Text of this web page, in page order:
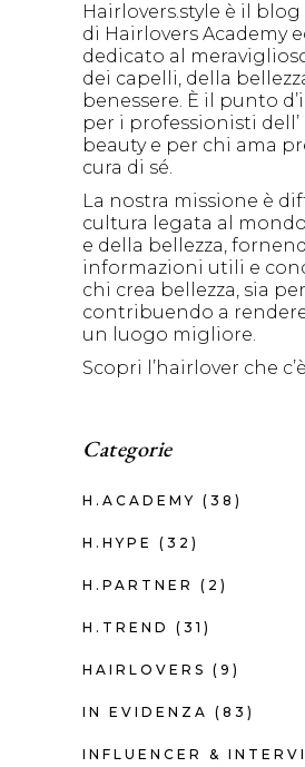
Hairlovers.style è il
di Hairlovers Academy
dedicato al
dei capelli, della
benessere. È il punto
per i professionisti dell’
beauty e per chi ama
cura di sé.
La nostra missione è
cultura legata al
e della bellezza,
informazioni utili e
chi crea bellezza, sia
contribuendo a
un luogo migliore.
Scopri l’hairlover che
Categorie
H.ACADEMY (38)
H.HYPE (32)
H.PARTNER (2)
H.TREND (31)
HAIRLOVERS (9)
IN EVIDENZA (83)
INFLUENCER &